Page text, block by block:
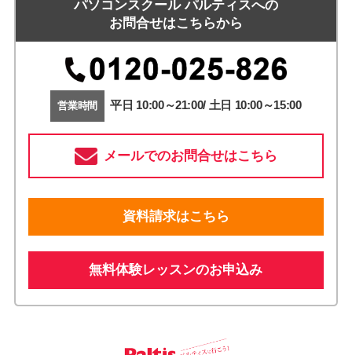
パソコンスクール パルティスへの
お問合せはこちらから
営業時間 平日 10:00～21:00/ 土日 10:00～15:00
メールでのお問合せはこちら
資料請求はこちら
無料体験レッスンのお申込み